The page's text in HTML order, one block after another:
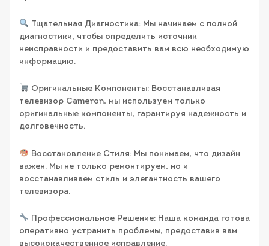
Тщательная Диагностика: Мы начинаем с полной
диагностики, чтобы определить источник
неисправности и предоставить вам всю необходимую
информацию.
Оригинальные Компоненты: Восстанавливая
телевизор Cameron, мы используем только
оригинальные компоненты, гарантируя надежность и
долговечность.
Восстановление Стиля: Мы понимаем, что дизайн
важен. Мы не только ремонтируем, но и
восстанавливаем стиль и элегантность вашего
телевизора.
Профессиональное Решение: Наша команда готова
оперативно устранить проблемы, предоставив вам
высококачественное исправление.